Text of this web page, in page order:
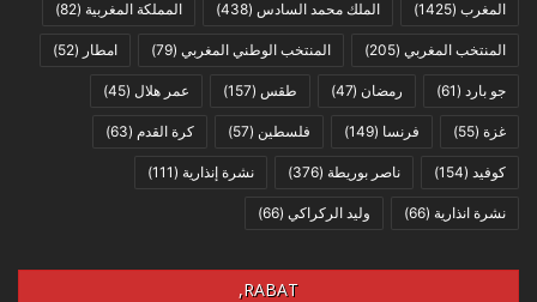
المغرب (1425) الملك محمد السادس (438) المملكة المغربية (82)
المنتخب المغربي (205) المنتخب الوطني المغربي (79) امطار (52)
جو بارد (61) رمضان (47) طقس (157) عمر هلال (45)
غزة (55) فرنسا (149) فلسطين (57) كرة القدم (63)
كوفيد (154) ناصر بوريطة (376) نشرة إنذارية (111)
نشرة انذارية (66) وليد الركراكي (66)
RABAT,